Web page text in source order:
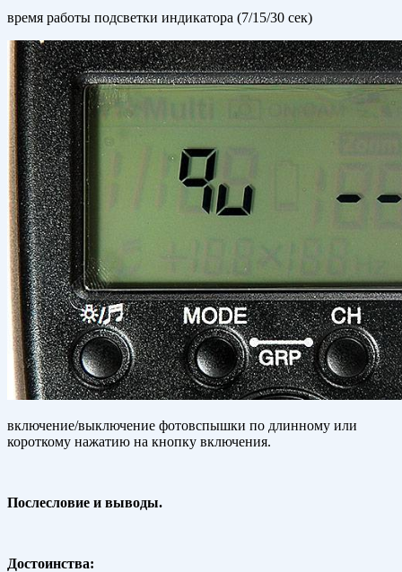
время работы подсветки индикатора (7/15/30 сек)
включение/выключение фотовспышки по длинному или
короткому нажатию на кнопку включения.
Послесловие и выводы.
Достоинства: